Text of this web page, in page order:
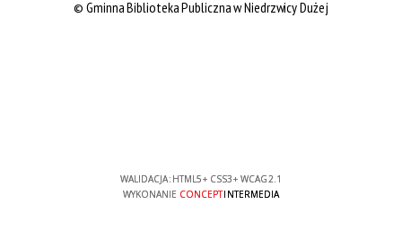
© Gminna Biblioteka Publiczna w Niedrzwicy Dużej
WALIDACJA: HTML5+ CSS3+ WCAG 2.1
WYKONANIE CONCEPTINTERMEDIA